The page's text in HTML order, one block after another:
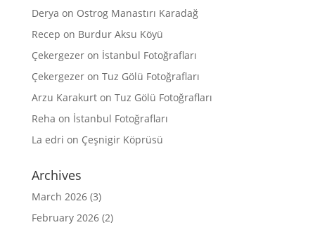
Derya on Ostrog Manastırı Karadağ
Recep on Burdur Aksu Köyü
Çekergezeron İstanbul Fotoğrafları
Çekergezeron Tuz Gölü Fotoğrafları
Arzu Karakurton Tuz Gölü Fotoğrafları
Reha on İstanbul Fotoğrafları
La edri on Çeşnigir Köprüsü
Archives
March 2026(3)
February 2026(2)